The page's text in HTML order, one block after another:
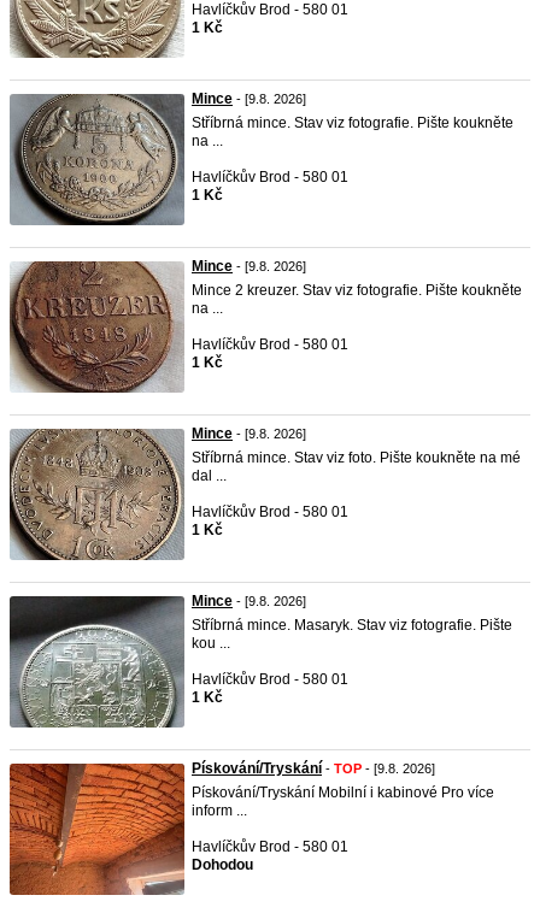
Havlíčkův Brod - 580 01
1 Kč
Mince - [9.8. 2026]
Stříbrná mince. Stav viz fotografie. Pište koukněte
na ...
Havlíčkův Brod - 580 01
1 Kč
Mince - [9.8. 2026]
Mince 2 kreuzer. Stav viz fotografie. Pište koukněte
na ...
Havlíčkův Brod - 580 01
1 Kč
Mince - [9.8. 2026]
Stříbrná mince. Stav viz foto. Pište koukněte na mé
dal ...
Havlíčkův Brod - 580 01
1 Kč
Mince - [9.8. 2026]
Stříbrná mince. Masaryk. Stav viz fotografie. Pište
kou ...
Havlíčkův Brod - 580 01
1 Kč
Pískování/Tryskání - TOP - [9.8. 2026]
Pískování/Tryskání Mobilní i kabinové Pro více
inform ...
Havlíčkův Brod - 580 01
Dohodou